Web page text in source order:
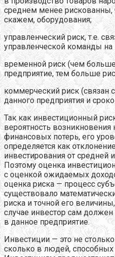
среднем менее рискованны,
скажем, оборудования;
управленческий риск, т.е.
управленческой команды на
временной риск (чем
предприятие, тем больше
коммерческий риск (связан
данного предприятия и
Так как инвестиционный
вероятность
финансовых потерь, его
определяется как
инвестирования от средней
Поэтому оценка
с оценкой ожидаемых
оценка риска — процесс
существовало
риска и точной его
случае инвестор сам
в данное предприятие.
Инвестиции — это не
сколько в людей, способных